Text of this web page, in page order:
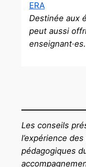
ERA
Destinée aux
peut aussi
enseignant·es.
Les conseils
l’expérience
pédagogiques